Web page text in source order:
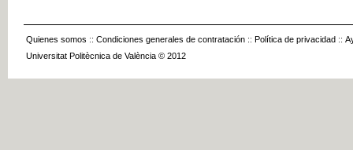
Quienes somos :: Condiciones generales de contratación :: Política de privacidad ::
Universitat Politècnica de València © 2012